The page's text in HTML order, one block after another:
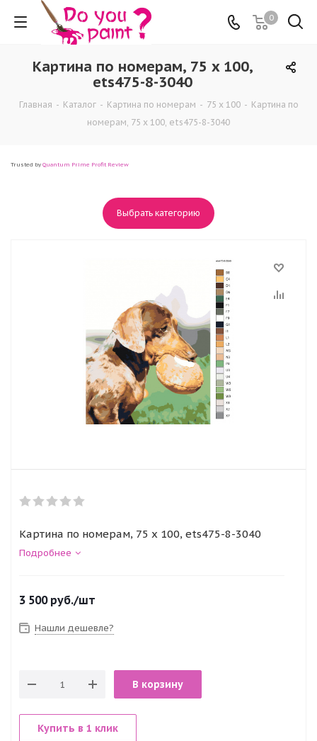
0
Картина по номерам, 75 x 100,
ets475-8-3040
Главная - Каталог - Картина по номерам - 75 x 100 - Картина по
номерам, 75 x 100, ets475-8-3040
Trusted by Quantum Prime Profit Review
Выбрать категорию
Картина по номерам, 75 x 100, ets475-8-3040
Подробнее
3 500руб./шт
Нашли дешевле?
В корзину
Купить в 1 клик